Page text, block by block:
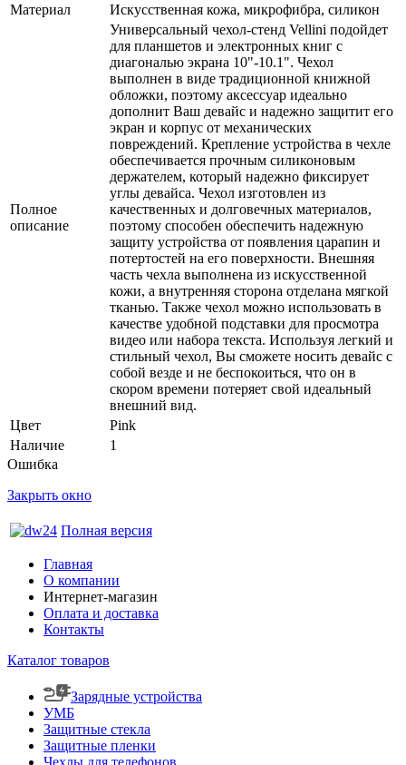
Материал
Искусственная кожа, микрофибра, силикон
Полное
описание
Универсальный чехол-стенд Vellini подойдет
для планшетов и электронных книг с
диагональю экрана 10"-10.1". Чехол
выполнен в виде традиционной книжной
обложки, поэтому аксессуар идеально
дополнит Ваш девайс и надежно защитит его
экран и корпус от механических
повреждений. Крепление устройства в чехле
обеспечивается прочным силиконовым
держателем, который надежно фиксирует
углы девайса. Чехол изготовлен из
качественных и долговечных материалов,
поэтому способен обеспечить надежную
защиту устройства от появления царапин и
потертостей на его поверхности. Внешняя
часть чехла выполнена из искусственной
кожи, а внутренняя сторона отделана мягкой
тканью. Также чехол можно использовать в
качестве удобной подставки для просмотра
видео или набора текста. Используя легкий и
стильный чехол, Вы сможете носить девайс с
собой везде и не беспокоиться, что он в
скором времени потеряет свой идеальный
внешний вид.
Цвет
Pink
Наличие
1
Ошибка
Закрыть окно
Полная версия
Главная
О компании
Интернет-магазин
Оплата и доставка
Контакты
Каталог товаров
Зарядные устройства
УМБ
Защитные стекла
Защитные пленки
Чехлы для телефонов